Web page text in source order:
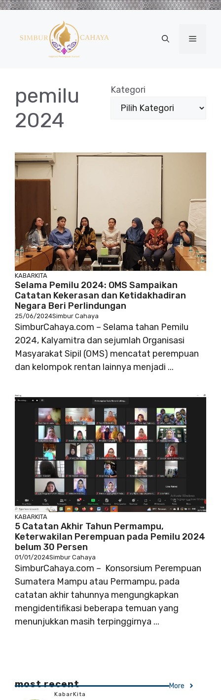
Langsung
Menu
pemilu
2024
Kategori
KABARKITA
Selama Pemilu 2024: OMS Sampaikan
Catatan Kekerasan dan Ketidakhadiran
Negara Beri Perlindungan
25/06/2024Simbur Cahaya
SimburCahaya.com – Selama tahan Pemilu
2024, Kalyamitra dan sejumlah Organisasi
Masyarakat Sipil (OMS) mencatat perempuan
dan kelompok rentan lainnya menjadi ...
KABARKITA
5 Catatan Akhir Tahun Permampu,
Keterwakilan Perempuan pada Pemilu 2024
belum 30 Persen
01/01/2024Simbur Cahaya
SimburCahaya.com – Konsorsium Perempuan
Sumatera Mampu atau Permampu, pada
catatan akhir tahunnya mengungkapkan
mengidentifikasi beberapa temuan yang
menunjukkan masih terpinggirnya ...
most recent More
KabarKita